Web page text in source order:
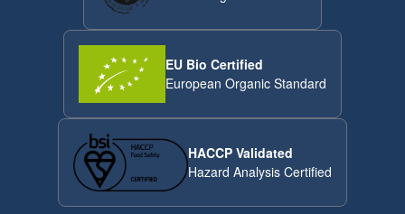
EU Bio Certified
European Organic Standard
HACCP Validated
Hazard Analysis Certified